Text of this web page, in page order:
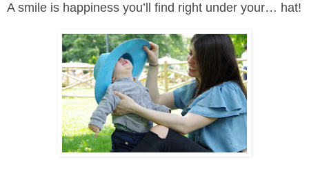
A smile is happiness you’ll find right under your… hat!